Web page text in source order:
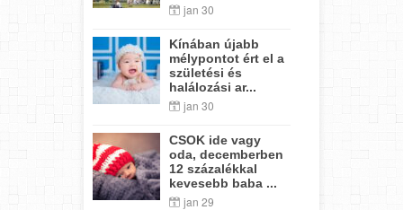
jan 30
Kínában újabb
mélypontot ért el a
születési és
halálozási ar...
jan 30
CSOK ide vagy
oda, decemberben
12 százalékkal
kevesebb baba ...
jan 29